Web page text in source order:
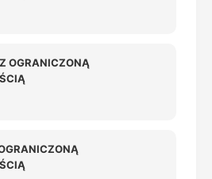
OGRANICZONĄ